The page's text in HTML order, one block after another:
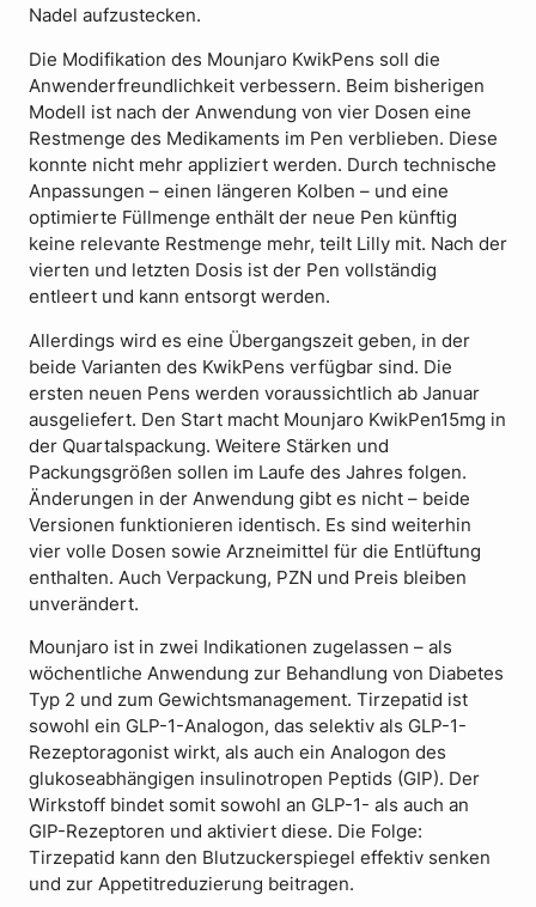
Nadel aufzustecken.
Die Modifikation des Mounjaro KwikPens soll die
Anwenderfreundlichkeit verbessern. Beim bisherigen
Modell ist nach der Anwendung von vier Dosen eine
Restmenge des Medikaments im Pen verblieben. Diese
konnte nicht mehr appliziert werden. Durch technische
Anpassungen – einen längeren Kolben – und eine
optimierte Füllmenge enthält der neue Pen künftig
keine relevante Restmenge mehr, teilt Lilly mit. Nach der
vierten und letzten Dosis ist der Pen vollständig
entleert und kann entsorgt werden.
Allerdings wird es eine Übergangszeit geben, in der
beide Varianten des KwikPens verfügbar sind. Die
ersten neuen Pens werden voraussichtlich ab Januar
ausgeliefert. Den Start macht Mounjaro KwikPen15mg in
der Quartalspackung. Weitere Stärken und
Packungsgrößen sollen im Laufe des Jahres folgen.
Änderungen in der Anwendung gibt es nicht – beide
Versionen funktionieren identisch. Es sind weiterhin
vier volle Dosen sowie Arzneimittel für die Entlüftung
enthalten. Auch Verpackung, PZN und Preis bleiben
unverändert.
Mounjaro ist in zwei Indikationen zugelassen – als
wöchentliche Anwendung zur Behandlung von Diabetes
Typ 2 und zum Gewichtsmanagement. Tirzepatid ist
sowohl ein GLP-1-Analogon, das selektiv als GLP-1-
Rezeptoragonist wirkt, als auch ein Analogon des
glukoseabhängigen insulinotropen Peptids (GIP). Der
Wirkstoff bindet somit sowohl an GLP-1- als auch an
GIP-Rezeptoren und aktiviert diese. Die Folge:
Tirzepatid kann den Blutzuckerspiegel effektiv senken
und zur Appetitreduzierung beitragen.